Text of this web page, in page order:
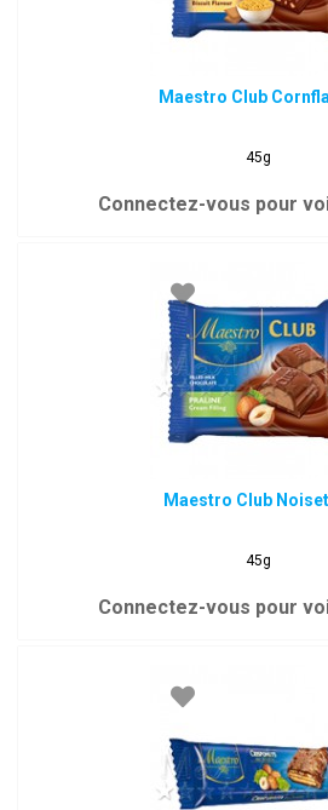
Maestro Club
45g
Connectez-vous pour
Maestro Club
45g
Connectez-vous pour